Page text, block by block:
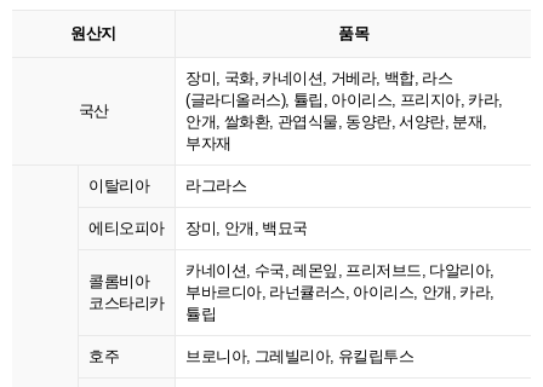
원산지 품목
국산
장미, 국화, 카네이션, 거베라, 백합, 라스
(글라디올러스), 튤립, 아이리스, 프리지아, 카라,
안개, 쌀화환, 관엽식물, 동양란, 서양란, 분재,
부자재
이탈리아 라그라스
에티오피아 장미, 안개, 백묘국
콜롬비아
코스타리카
카네이션, 수국, 레몬잎, 프리저브드, 다알리아,
부바르디아, 라넌큘러스, 아이리스, 안개, 카라,
튤립
호주 브로니아, 그레빌리아, 유킬립투스